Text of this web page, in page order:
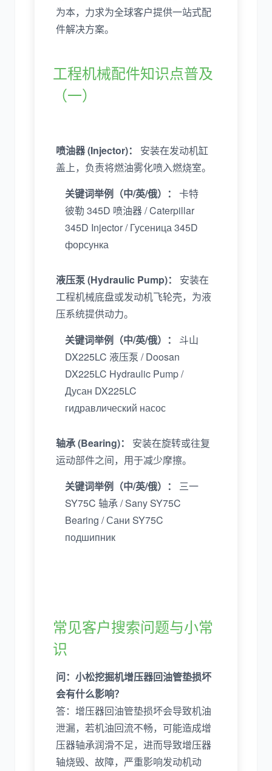
为本，力求为全球客户提供一站式配
件解决方案。
工程机械配件知识点普及
（一）
喷油器 (Injector)：
安装在发动机缸
盖上，负责将燃油雾化喷入燃烧室。
关键词举例（中/英/俄）：
卡特
彼勒 345D 喷油器 / Caterpillar
345D Injector / Гусеница 345D
форсунка
液压泵 (Hydraulic Pump)：
安装在
工程机械底盘或发动机飞轮壳，为液
压系统提供动力。
关键词举例（中/英/俄）：
斗山
DX225LC 液压泵 / Doosan
DX225LC Hydraulic Pump /
Дусан DX225LC
гидравлический насос
轴承 (Bearing)：
安装在旋转或往复
运动部件之间，用于减少摩擦。
关键词举例（中/英/俄）：
三一
SY75C 轴承 / Sany SY75C
Bearing / Сани SY75C
подшипник
常见客户搜索问题与小常
识
问：小松挖掘机增压器回油管垫损坏
会有什么影响？
答：增压器回油管垫损坏会导致机油
泄漏，若机油回流不畅，可能造成增
压器轴承润滑不足，进而导致增压器
轴烧毁、故障，严重影响发动机动